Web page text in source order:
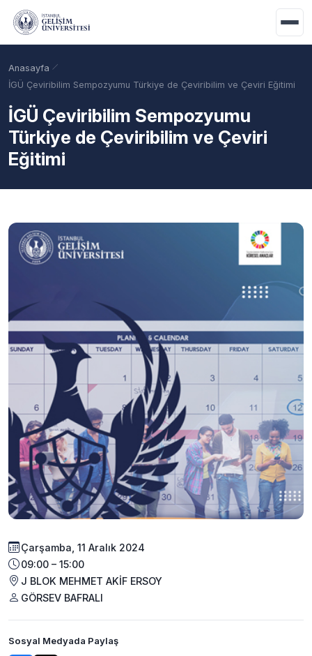
Ana içeriğe geç
Akademik Takvim Taban Puanlar
Anasayfa
İGÜ Çeviribilim Sempozyumu Türkiye de Çeviribilim ve Çeviri Eğitimi
İGÜ Çeviribilim Sempozyumu
Türkiye de Çeviribilim ve Çeviri
Eğitimi
Çarşamba, 11 Aralık 2024
09:00 – 15:00
J BLOK MEHMET AKİF ERSOY
GÖRSEV BAFRALI
Sosyal Medyada Paylaş